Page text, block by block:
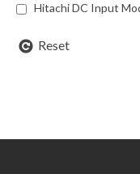
Hitachi DC Input
Reset